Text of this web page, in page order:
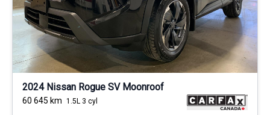
2024 Nissan Rogue SV Moonroof
60 645 km 1.5L 3 cyl